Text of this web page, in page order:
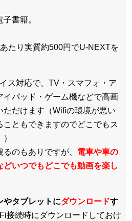
書籍。
たり実質約500円でU-NEXTを
ス対応で、TV・スマフォ・ア
イパッド・ゲーム機などで高画
ただけます（Wifiの環境が悪い
こともできますのでどこでもス
のもありですが、 電車や車の
いつでもどこでも動画を楽し
やタブレットにダウンロードす
接続時にダウンロードしておけ